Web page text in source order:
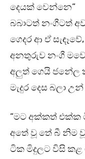
දෙයක් වෙන්නෙ”
බබාටත් නංගීටත්
ගෙදර ආ ඒ
අනතුරුව නංගී
අලුත් ගෙයි
මැදුර දෙස බලා
“මට අක්කත් එක්ක
අතේ වූ තේ බී නිම
ටික මිදුලට විසි